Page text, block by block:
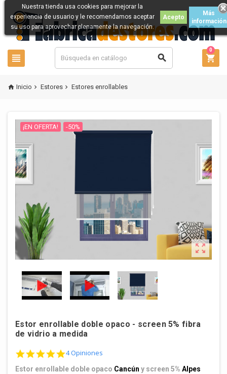
  
0
Nuestra tienda usa cookies para mejorar la
experiencia de usuario y le recomendamos aceptar
su uso para aprovechar plenamente la navegación.
Acepto
Más
información
 Inicio  Estores  Estores enrollables

¡EN OFERTA! -50%
Estor enrollable doble opaco - screen 5% fibra
de vidrio a medida
4.8 star rating
4 Opiniones
Estor enrollable doble opaco Cancún y screen 5% Alpes